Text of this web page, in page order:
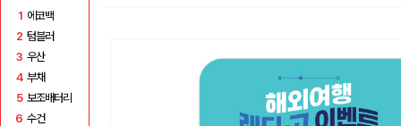
1 에코백
2 텀블러
3 우산
4 부채
5 보조배터리
6 수건